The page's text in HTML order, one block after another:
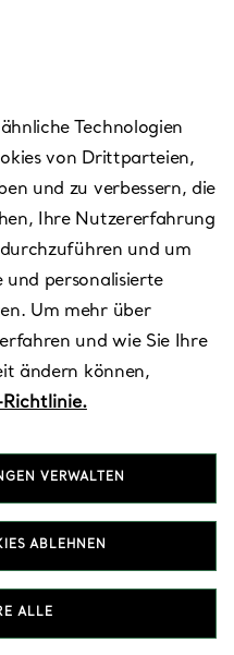
at
, HI, US 96753
uns
Technologien
von Drittparteien,
und zu verbessern, die
Ihre Nutzererfahrung
und um
und personalisierte
Um mehr über
und wie Sie Ihre
ändern können,
VERWALTEN
ABLEHNEN
ALLE